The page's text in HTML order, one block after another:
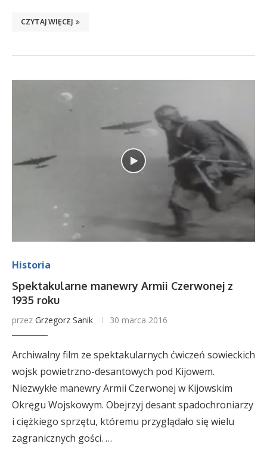
CZYTAJ WIĘCEJ
Historia
Spektakularne manewry Armii Czerwonej z
1935 roku
przez Grzegorz Sanik 30 marca 2016
Archiwalny film ze spektakularnych ćwiczeń sowieckich
wojsk powietrzno-desantowych pod Kijowem.
Niezwykłe manewry Armii Czerwonej w Kijowskim
Okręgu Wojskowym. Obejrzyj desant spadochroniarzy
i ciężkiego sprzętu, któremu przyglądało się wielu
zagranicznych gości. …